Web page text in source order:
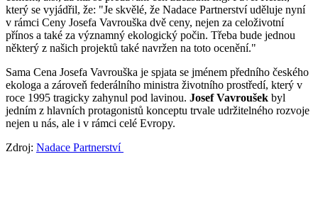
který se vyjádřil, že: "Je skvělé, že Nadace Partnerství uděluje nyní
v rámci Ceny Josefa Vavrouška dvě ceny, nejen za celoživotní
přínos a také za významný ekologický počin. Třeba bude jednou
některý z našich projektů také navržen na toto ocenění."
Sama Cena Josefa Vavrouška je spjata se jménem předního českého
ekologa a zároveň federálního ministra životního prostředí, který v
roce 1995 tragicky zahynul pod lavinou. Josef Vavroušek byl
jedním z hlavních protagonistů konceptu trvale udržitelného rozvoje
nejen u nás, ale i v rámci celé Evropy.
Zdroj: Nadace Partnerství